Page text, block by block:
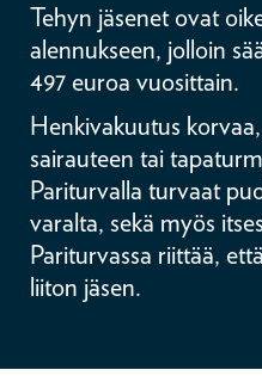
Tehyn jäsenet ovat
alennukseen, jolloin
497 euroa vuosittain.
Henkivakuutus
sairauteen tai
Pariturvalla turvaat
varalta, sekä myös
Pariturvassa riittää,
liiton jäsen.